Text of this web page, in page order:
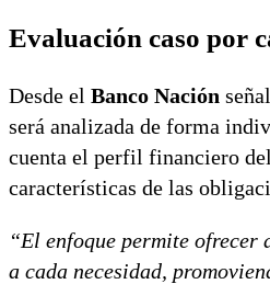
Evaluación caso por
Desde el Banco Nación
será analizada de forma
cuenta el perfil financiero
características de las
“El enfoque permite ofrecer
a cada necesidad,